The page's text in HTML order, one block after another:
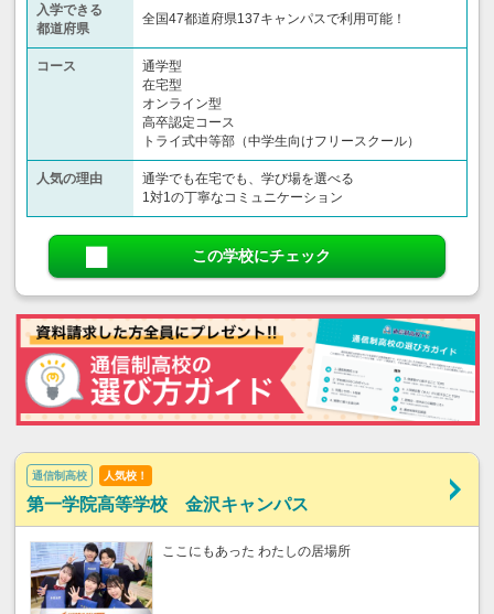
入学できる
都道府県
全国47都道府県137キャンパスで利用可能！
コース
通学型
在宅型
オンライン型
高卒認定コース
トライ式中等部（中学生向けフリースクール）​
人気の理由
通学でも在宅でも、学び場を選べる
1対1の丁寧なコミュニケーション
この学校にチェック
通信制高校 人気校！
第一学院高等学校 金沢キャンパス
ここにもあった わたしの居場所